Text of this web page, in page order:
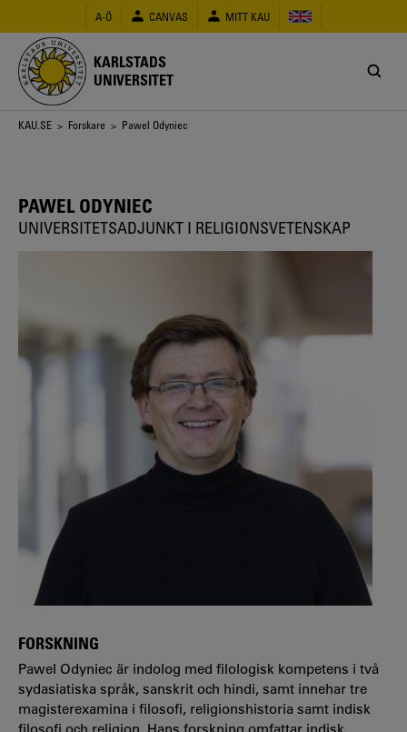
huvudinnehåll
A-Ö CANVAS MITT KAU
KARLSTADS
UNIVERSITET
Länkstig
KAU.SE > Forskare > Pawel Odyniec
PAWEL ODYNIEC
UNIVERSITETSADJUNKT I RELIGIONSVETENSKAP
FORSKNING
Pawel Odyniec är indolog med filologisk kompetens i två
sydasiatiska språk, sanskrit och hindi, samt innehar tre
magisterexamina i filosofi, religionshistoria samt indisk